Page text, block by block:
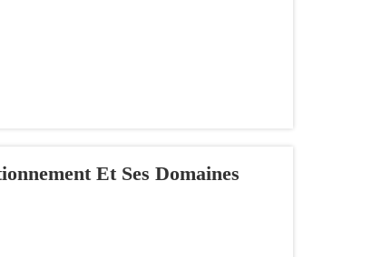
La boue est généralement un
Et Ses Domaines